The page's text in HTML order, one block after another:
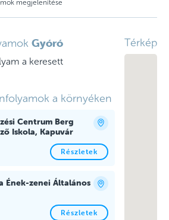
megjelenítése
Gyóró
a keresett
a környéken
Centrum Berg
Iskola, Kapuvár
Részletek
Ének-zenei Általános
Részletek
Térkép